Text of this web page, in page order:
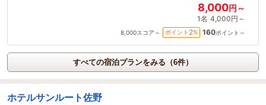
8,000円～
1名 4,000円～
8,000スコア～ ポイント 2% 160ポイント～
すべての宿泊プランをみる（6件）
ホテルサンルート佐野